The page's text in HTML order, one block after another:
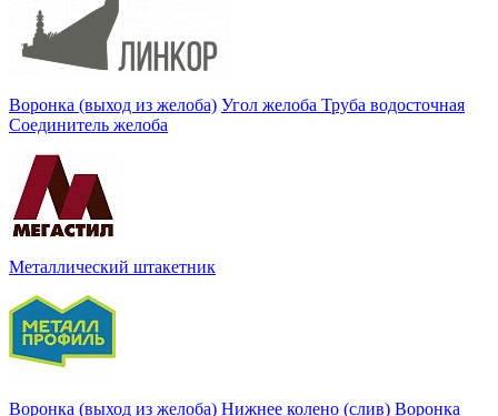
Воронка (выход из желоба) Угол желоба Труба водосточная
Соединитель желоба
Металлический штакетник
Воронка (выход из желоба) Нижнее колено (слив) Воронка